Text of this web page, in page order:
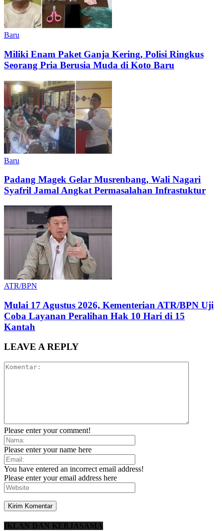
Baru
Miliki Enam Paket Ganja Kering, Polisi Ringkus
Seorang Pria Berusia Muda di Koto Baru
Baru
Padang Magek Gelar Musrenbang, Wali Nagari
Syafril Jamal Angkat Permasalahan Infrastuktur
ATR/BPN
Mulai 17 Agustus 2026, Kementerian ATR/BPN Uji
Coba Layanan Peralihan Hak 10 Hari di 15
Kantah
LEAVE A REPLY
Please enter your comment!
Please enter your name here
You have entered an incorrect email address!
Please enter your email address here
IKLAN DAN KERJASAMA